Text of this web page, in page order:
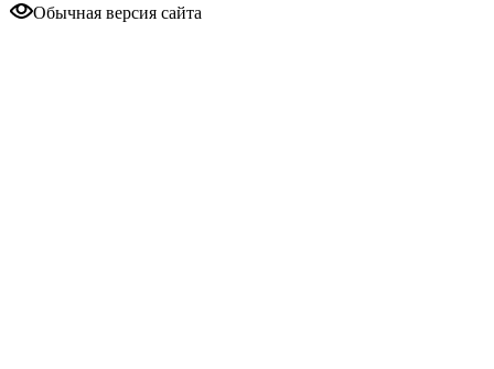
Обычная версия сайта